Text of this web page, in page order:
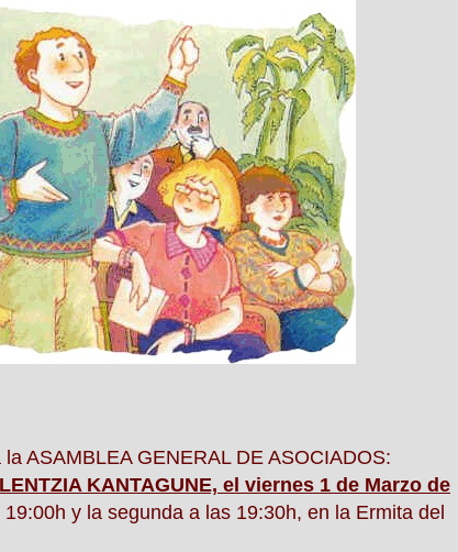
ASAMBLEA GENERAL DE ASOCIADOS:
KANTAGUNE, el viernes 1 de Marzo de
y la segunda a las 19:30h, en la Ermita del